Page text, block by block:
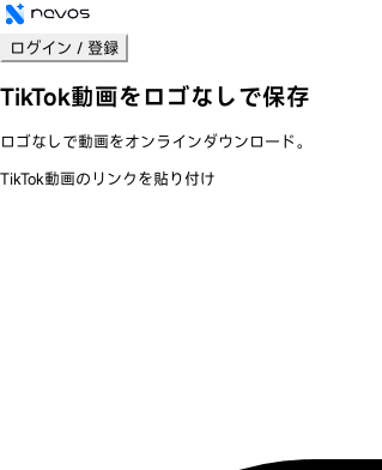
ログイン / 登録
TikTok動画をロゴなしで保存
ロゴなしで動画をオンラインダウンロード。
TikTok動画のリンクを貼り付け